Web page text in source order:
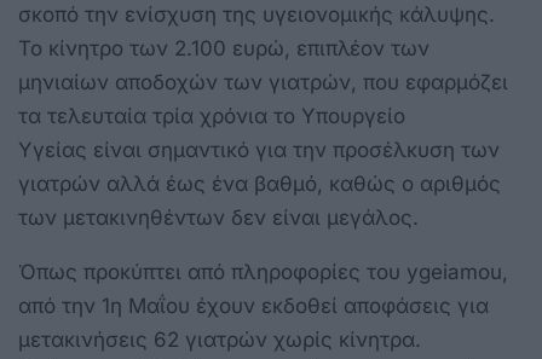
σκοπό την ενίσχυση της υγειονομικής κάλυψης.
Το κίνητρο των 2.100 ευρώ, επιπλέον των
μηνιαίων αποδοχών των γιατρών, που εφαρμόζει
τα τελευταία τρία χρόνια το Υπουργείο
Υγείας είναι σημαντικό για την προσέλκυση των
γιατρών αλλά έως ένα βαθμό, καθώς ο αριθμός
των μετακινηθέντων δεν είναι μεγάλος.
Όπως προκύπτει από πληροφορίες του ygeiamou,
από την 1η Μαΐου έχουν εκδοθεί αποφάσεις για
μετακινήσεις 62 γιατρών χωρίς κίνητρα.